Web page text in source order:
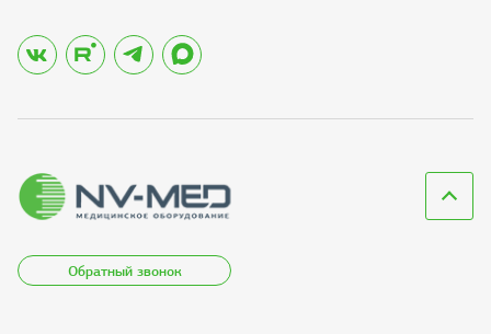
Обратный звонок